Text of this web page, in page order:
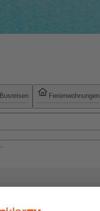
Busreisen Ferienwohnungen